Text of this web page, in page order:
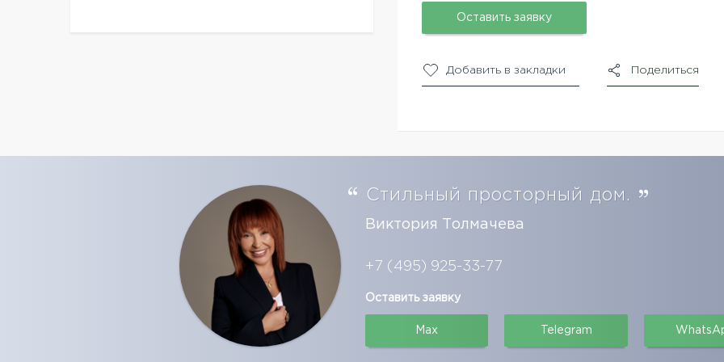
Оставить заявку
Добавить в закладки Поделиться
Стильный просторный дом.
Виктория Толмачева
+7 (495) 925-33-77
Оставить заявку
Max Telegram